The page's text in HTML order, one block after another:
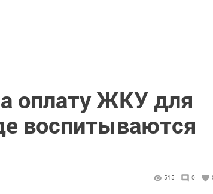
оплату ЖКУ для
воспитываются
515 0